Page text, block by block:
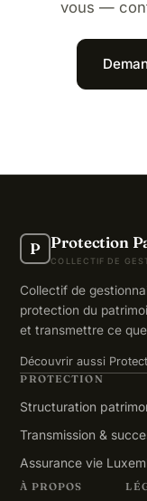
vous —
P Protection
COLLECTIF DE
Collectif de
protection du
et transmettre ce
Découvrir aussi
PROTECTION
Structuration
Transmission &
Assurance vie
À PROPOS